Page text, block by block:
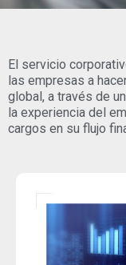
El servicio
las empresas a
global, a través de
la experiencia del
cargos en su flujo